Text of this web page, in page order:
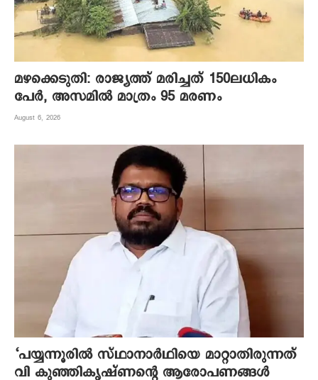
മഴക്കെടുതി: രാജ്യത്ത് മരിച്ചത് 150ലധികം
പേർ, അസമിൽ മാത്രം 95 മരണം
August 6, 2026
‘പയ്യന്നൂരിൽ സ്ഥാനാർഥിയെ മാറ്റാതിരുന്നത്
വി കുഞ്ഞികൃഷ്ണന്റെ ആരോപണങ്ങൾ